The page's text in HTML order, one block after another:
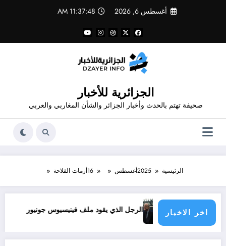
أغسطس 6, 2026 11:37:48 AM
الجزائرية للأخبار
صحيفة تهتم بالحدث وأخبار الجزائر والشأن المغاربي والعربي
الرئيسية 2025أغسطس 16أزمات الفلاحة
اخر الاخبار
الأطراف الرجل الذي يقود ملف فينيسيوس جونيور